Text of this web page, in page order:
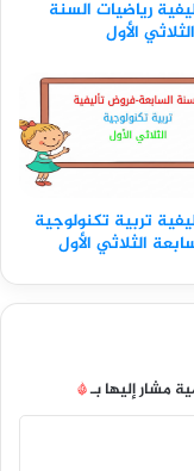
رياضيات السنة
الأول
تربية تكنولوجية
الثلاثي الأول
مشار إليها بـ*